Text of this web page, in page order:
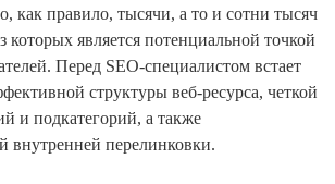
как правило, тысячи, а то и сотни тысяч
которых является потенциальной точкой
Перед SEO-специалистом встает
структуры веб-ресурса, четкой
и подкатегорий, а также
внутренней перелинковки.